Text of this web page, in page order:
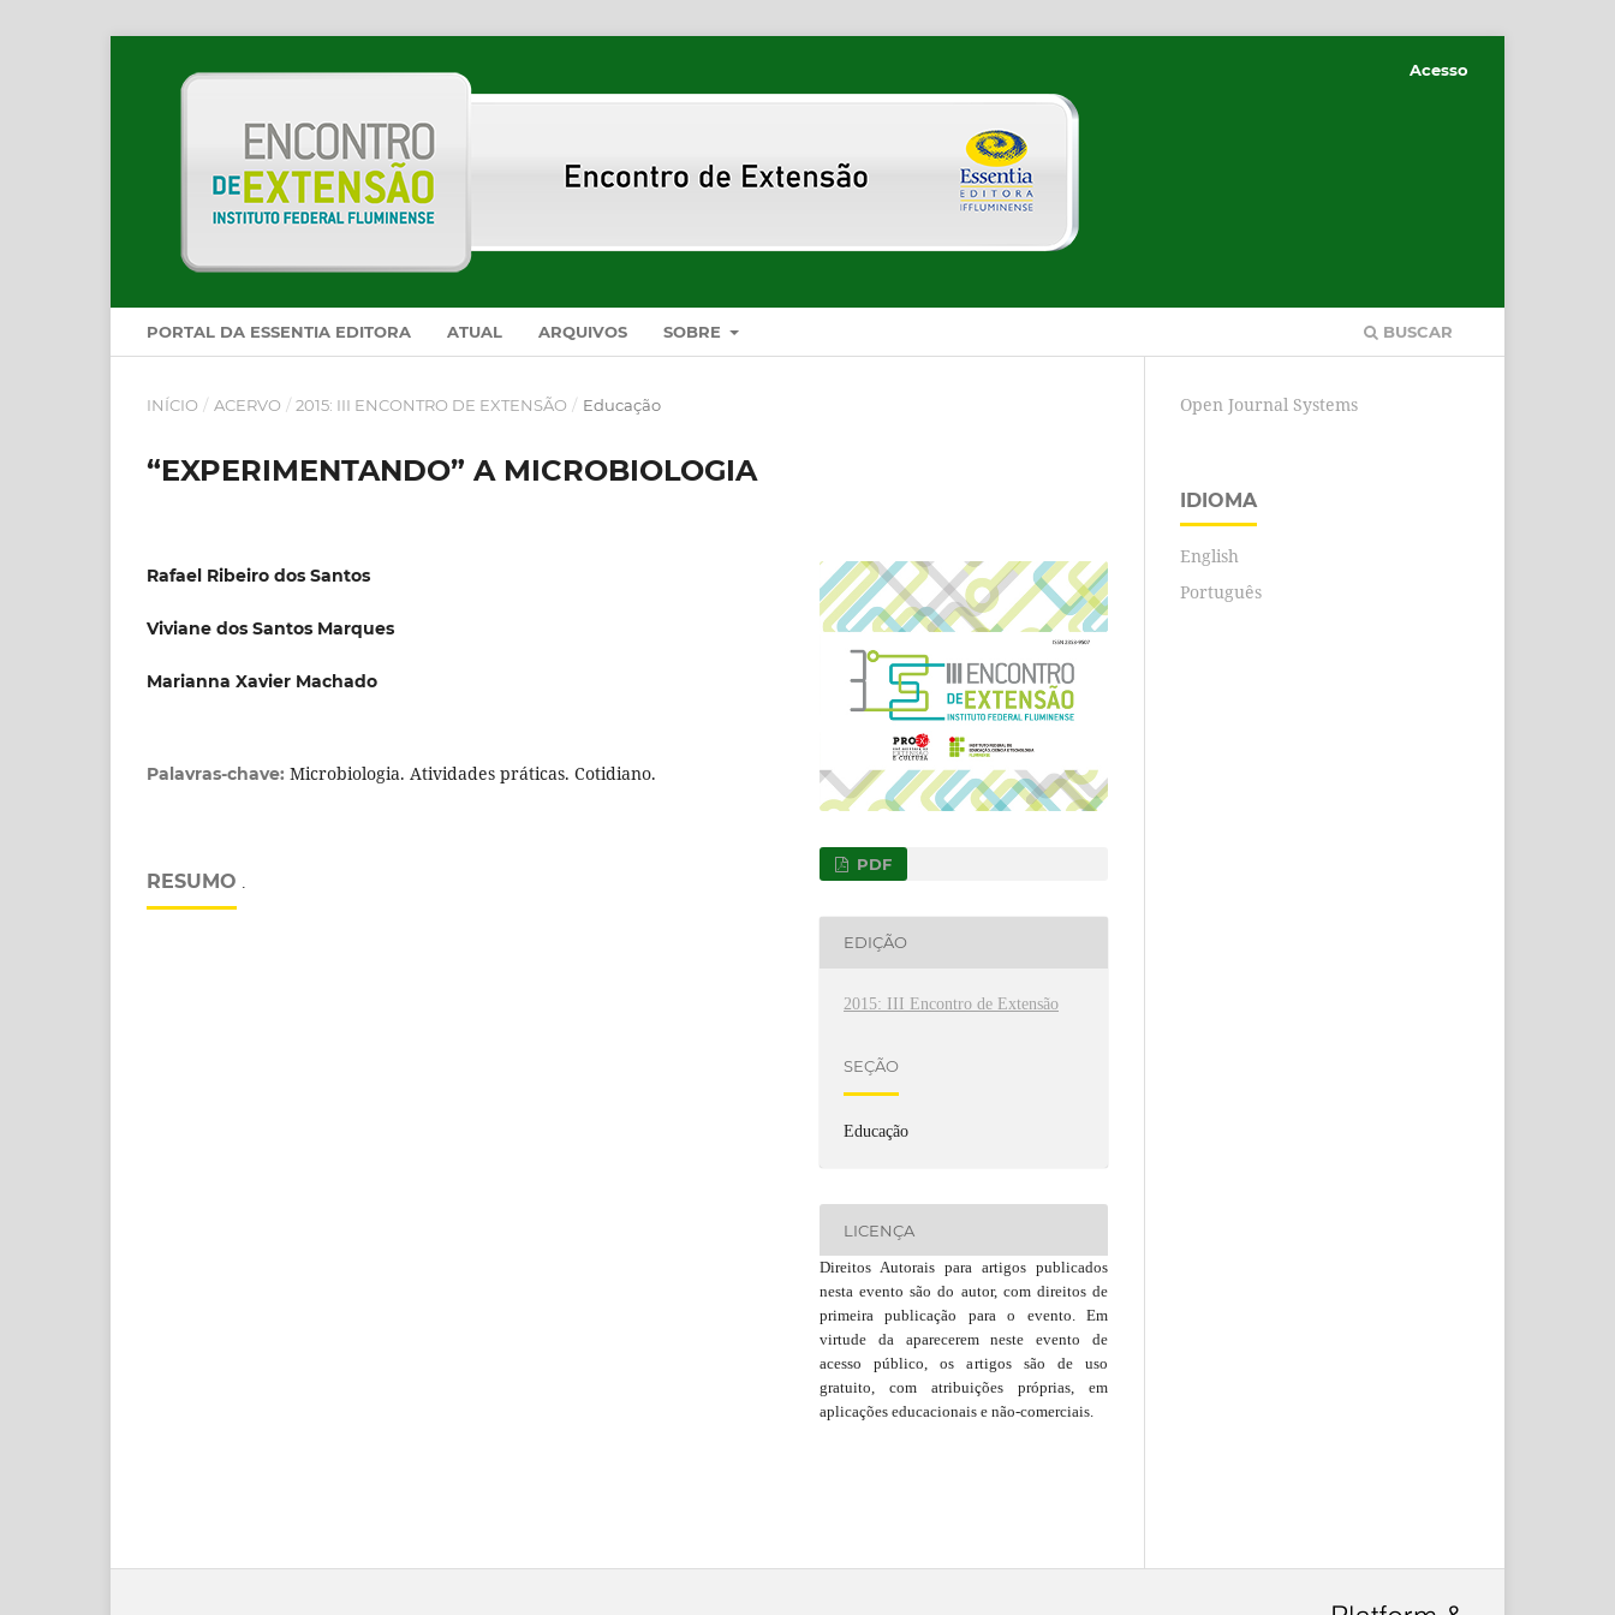
PORTAL DA ESSENTIA EDITORA ATUAL ARQUIVOS SOBRE BUSCAR
Acesso
INÍCIO / ACERVO / 2015: III ENCONTRO DE EXTENSÃO / Educação
“EXPERIMENTANDO” A MICROBIOLOGIA
Rafael Ribeiro dos Santos
Viviane dos Santos Marques
Marianna Xavier Machado
Palavras-chave: Microbiologia. Atividades práticas. Cotidiano.
RESUMO
PDF
EDIÇÃO
2015: III Encontro de Extensão
SEÇÃO
Educação
LICENÇA
Direitos Autorais para artigos publicados
nesta evento são do autor, com direitos de
primeira publicação para o evento. Em
virtude da aparecerem neste evento de
acesso público, os artigos são de uso
gratuito, com atribuições próprias, em
aplicações educacionais e não-comerciais.
Open Journal Systems
IDIOMA
English
Português